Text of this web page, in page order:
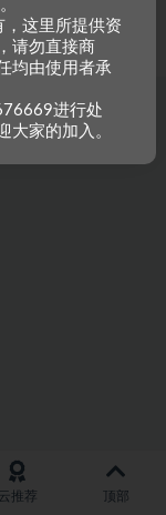
源，以共享为原则，尊
运封禁账号。
云推荐 顶部
这里所提供资
请勿直接商
均由使用者承
进行处
家的加入。